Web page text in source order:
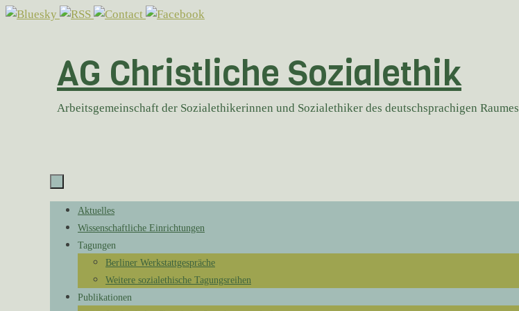
Zum
AG Christliche Sozialethik
Arbeitsgemeinschaft der Sozialethikerinnen und Sozialethiker des deutschsprachigen Raumes
Zum
Inhalt
springen
Aktuelles
Wissenschaftliche Einrichtungen
Tagungen
Berliner Werkstattgespräche
Weitere sozialethische Tagungsreihen
Publikationen